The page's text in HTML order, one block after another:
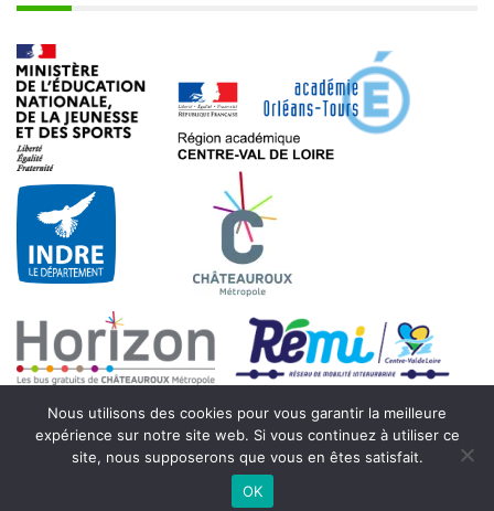
© 2021 - Collège Beaulieu - 7 rue Max Hymans - 36000 Châteauroux
- Tous droits réservés - Reproduction interdite
Nous utilisons des cookies pour vous garantir la meilleure
expérience sur notre site web. Si vous continuez à utiliser ce
site, nous supposerons que vous en êtes satisfait.
OK